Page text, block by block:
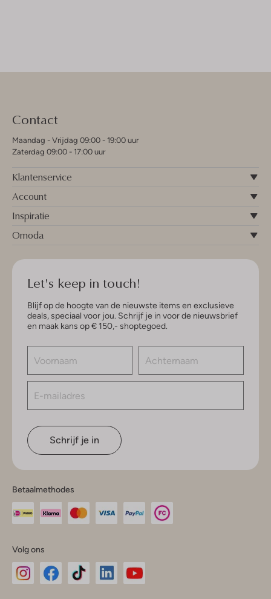
Contact
Maandag - Vrijdag 09:00 - 19:00 uur
Zaterdag 09:00 - 17:00 uur
Klantenservice
Account
Inspiratie
Omoda
Let's keep in touch!
Blijf op de hoogte van de nieuwste items en exclusieve
deals, speciaal voor jou. Schrijf je in voor de nieuwsbrief
en maak kans op € 150,- shoptegoed.
Schrijf je in
Betaalmethodes
Volg ons